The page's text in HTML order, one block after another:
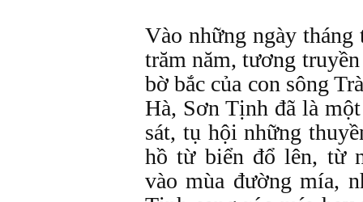
Vào những ngày tháng
trăm năm, tương
bờ bắc của con sông
Hà, Sơn Tịnh đã là
sát, tụ hội những
hồ từ biển đổ lên, từ
vào mùa đường mía,